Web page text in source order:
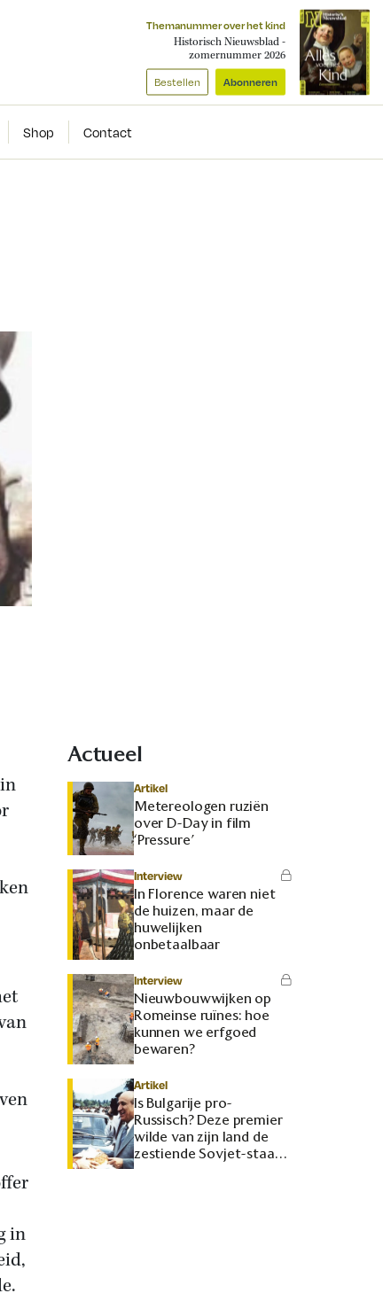
Themanummer over het kind
Historisch Nieuwsblad -
zomernummer 2026
Bestellen Abonneren
Shop Contact
in
Actueel
Artikel
Metereologen ruziën
over D-Day in film
‘Pressure’
Interview
In Florence waren niet
de huizen, maar de
huwelijken
onbetaalbaar
Interview
Nieuwbouwwijken op
Romeinse ruïnes: hoe
kunnen we erfgoed
bewaren?
Artikel
Is Bulgarije pro-
Russisch? Deze premier
wilde van zijn land de
zestiende Sovjet-staat
maken